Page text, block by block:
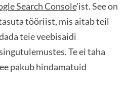
Search Console'ist. See on
tööriist, mis aitab teil
teie veebisaidi
Te ei taha
pakub hindamatuid